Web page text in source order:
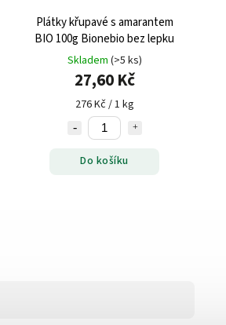
Plátky křupavé s amarantem
BIO 100g Bionebio bez lepku
Skladem (>5 ks)
27,60 Kč
276 Kč / 1 kg
Do košíku